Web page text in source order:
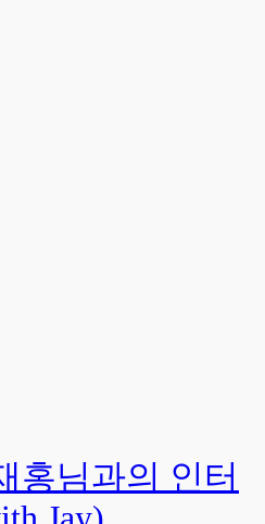
홍님과의 인터